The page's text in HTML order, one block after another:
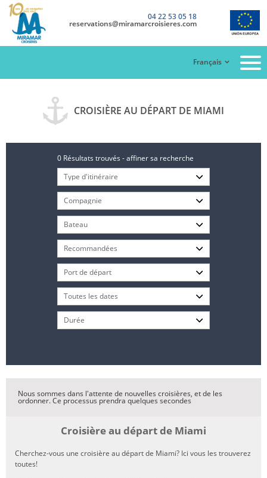
04 22 53 05 18
reservations@miramarcroisieres.com
Français
CROISIÈRE AU DÉPART DE MIAMI
0 Résultats trouvés - affiner sa recherche
Nous sommes dans l'attente de nouvelles croisières, et de les
ordonner. Ce processus prendra quelques secondes
Croisière au départ de Miami
Cherchez-vous une croisière au départ de Miami? Ici vous les trouverez
toutes!